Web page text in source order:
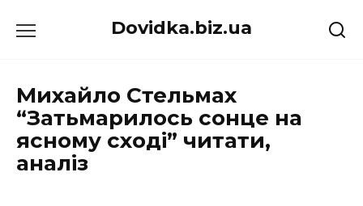
до
Dovidka.biz.ua
Михайло Стельмах
“Затьмарилось сонце на
ясному сході” читати,
аналіз